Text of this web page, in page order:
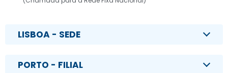
LISBOA - SEDE
PORTO - FILIAL